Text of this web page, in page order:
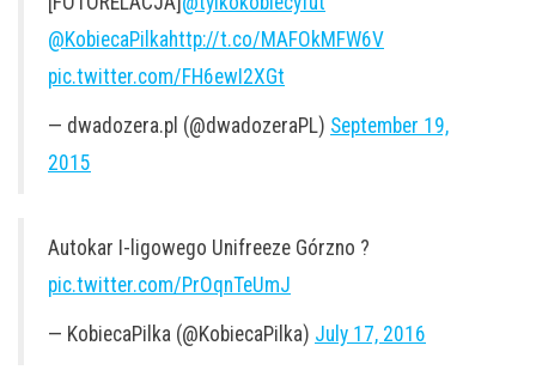
@KobiecaPilkahttp://t.co/MAFOkMFW6V
pic.twitter.com/FH6ewI2XGt
— dwadozera.pl (@dwadozeraPL) September 19,
2015
Autokar I-ligowego Unifreeze Górzno ?
pic.twitter.com/PrOqnTeUmJ
— KobiecaPilka (@KobiecaPilka) July 17, 2016